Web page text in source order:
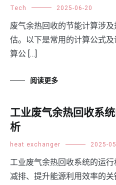
Tech 2025-06-20
废气余热回收的节能计算涉
估。以下是常用的计算公式
算公 […]
阅读更多
工业废气余热回收系
析
heat exchanger 2025-
工业废气余热回收系统的运
减排、提升能源利用效率的